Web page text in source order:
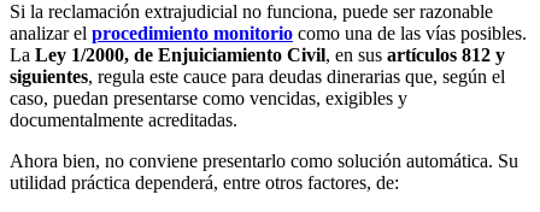
Si la reclamación extrajudicial no funciona, puede ser razonable
analizar el procedimiento monitorio como una de las vías posibles.
La Ley 1/2000, de Enjuiciamiento Civil, en sus artículos 812 y
siguientes, regula este cauce para deudas dinerarias que, según el
caso, puedan presentarse como vencidas, exigibles y
documentalmente acreditadas.
Ahora bien, no conviene presentarlo como solución automática. Su
utilidad práctica dependerá, entre otros factores, de: